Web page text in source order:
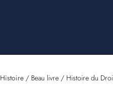
Histoire/ Beau livre / Histoire du Droit